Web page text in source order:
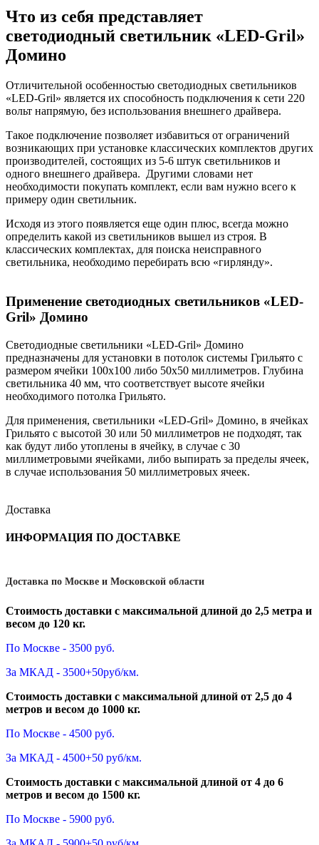
Что из себя представляет
светодиодный светильник «LED-Gril»
Домино
Отличительной особенностью светодиодных светильников
«LED-Gril» является их способность подключения к сети 220
вольт напрямую, без использования внешнего драйвера.
Такое подключение позволяет избавиться от ограничений
возникающих при установке классических комплектов других
производителей, состоящих из 5-6 штук светильников и
одного внешнего драйвера. Другими словами нет
необходимости покупать комплект, если вам нужно всего к
примеру один светильник.
Исходя из этого появляется еще один плюс, всегда можно
определить какой из светильников вышел из строя. В
классических комплектах, для поиска неисправного
светильника, необходимо перебирать всю «гирлянду».
Применение светодиодных светильников «LED-
Gril» Домино
Светодиодные светильники «LED-Gril» Домино
предназначены для установки в потолок системы Грильято с
размером ячейки 100х100 либо 50х50 миллиметров. Глубина
светильника 40 мм, что соответствует высоте ячейки
необходимого потолка Грильято.
Для применения, светильники «LED-Gril» Домино, в ячейках
Грильято с высотой 30 или 50 миллиметров не подходят, так
как будут либо утоплены в ячейку, в случае с 30
миллиметровыми ячейками, либо выпирать за пределы ячеек,
в случае использования 50 миллиметровых ячеек.
Доставка
ИНФОРМАЦИЯ ПО ДОСТАВКЕ
Доставка по Москве и Московской области
Стоимость доставки с максимальной длиной до 2,5 метра и
весом до 120 кг.
По Москве - 3500 руб.
За МКАД - 3500+50руб/км.
Стоимость доставки с максимальной длиной от 2,5 до 4
метров и весом до 1000 кг.
По Москве - 4500 руб.
За МКАД - 4500+50 руб/км.
Стоимость доставки с максимальной длиной от 4 до 6
метров и весом до 1500 кг.
По Москве - 5900 руб.